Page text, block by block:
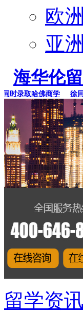
欧
亚
海华伦
录取哈佛商学 徐同
留学资讯